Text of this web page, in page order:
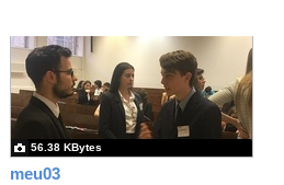
meu03
56.38 KBytes